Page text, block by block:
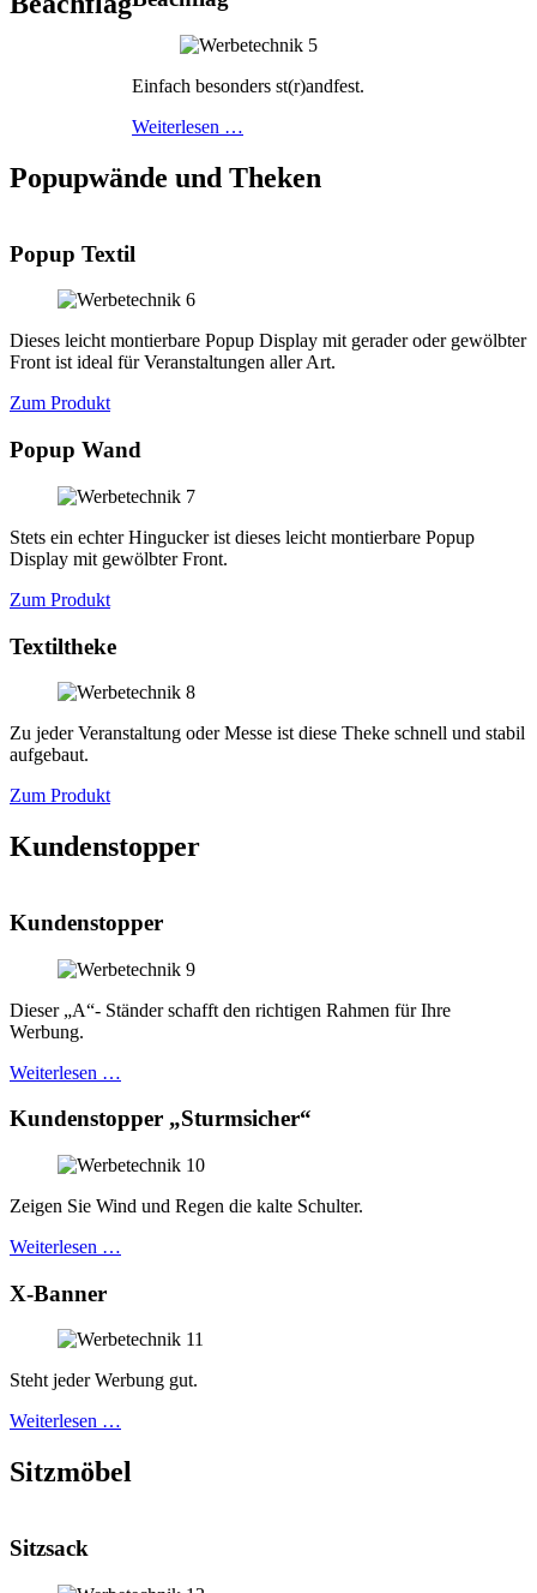
Einfach besonders st(r)andfest.
Weiterlesen …
Popupwände und Theken
Popup Textil
Dieses leicht montierbare Popup Display mit gerader oder gewölbter
Front ist ideal für Veranstaltungen aller Art.
Zum Produkt
Popup Wand
Stets ein echter Hingucker ist dieses leicht montierbare Popup
Display mit gewölbter Front.
Zum Produkt
Textiltheke
Zu jeder Veranstaltung oder Messe ist diese Theke schnell und stabil
aufgebaut.
Zum Produkt
Kundenstopper
Kundenstopper
Dieser „A“- Ständer schafft den richtigen Rahmen für Ihre
Werbung.
Weiterlesen …
Kundenstopper „Sturmsicher“
Zeigen Sie Wind und Regen die kalte Schulter.
Weiterlesen …
X-Banner
Steht jeder Werbung gut.
Weiterlesen …
Sitzmöbel
Sitzsack